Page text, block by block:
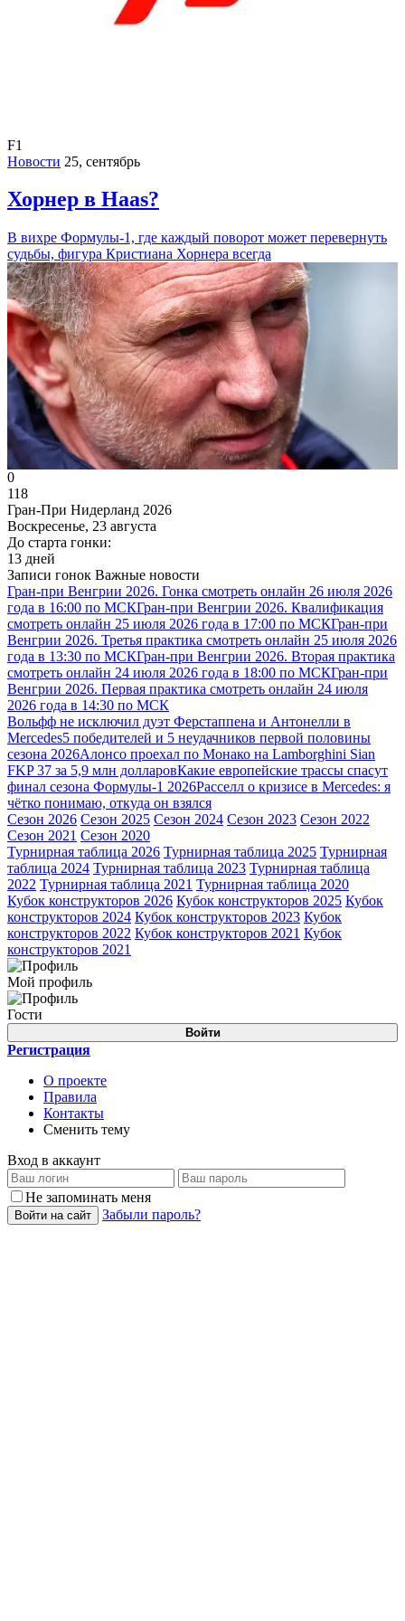
F1
Новости 25, сентябрь
Хорнер в Haas?
В вихре Формулы-1, где каждый поворот может перевернуть
судьбы, фигура Кристиана Хорнера всегда
0
118
Гран-При Нидерланд 2026
Воскресенье, 23 августа
До старта гонки:
13 дней
Записи гонок Важные новости
Гран-при Венгрии 2026. Гонка смотреть онлайн 26 июля 2026
года в 16:00 по МСКГран-при Венгрии 2026. Квалификация
смотреть онлайн 25 июля 2026 года в 17:00 по МСКГран-при
Венгрии 2026. Третья практика смотреть онлайн 25 июля 2026
года в 13:30 по МСКГран-при Венгрии 2026. Вторая практика
смотреть онлайн 24 июля 2026 года в 18:00 по МСКГран-при
Венгрии 2026. Первая практика смотреть онлайн 24 июля
2026 года в 14:30 по МСК
Вольфф не исключил дуэт Ферстаппена и Антонелли в
Mercedes5 победителей и 5 неудачников первой половины
сезона 2026Алонсо проехал по Монако на Lamborghini Sian
FKP 37 за 5,9 млн долларовКакие европейские трассы спасут
финал сезона Формулы-1 2026Расселл о кризисе в Mercedes: я
чётко понимаю, откуда он взялся
Сезон 2026 Сезон 2025 Сезон 2024 Сезон 2023 Сезон 2022
Сезон 2021 Сезон 2020
Турнирная таблица 2026 Турнирная таблица 2025 Турнирная
таблица 2024 Турнирная таблица 2023 Турнирная таблица
2022 Турнирная таблица 2021 Турнирная таблица 2020
Кубок конструкторов 2026 Кубок конструкторов 2025 Кубок
конструкторов 2024 Кубок конструкторов 2023 Кубок
конструкторов 2022 Кубок конструкторов 2021 Кубок
конструкторов 2021
Мой профиль
Гости
Войти
Регистрация
О проекте
Правила
Контакты
Сменить тему
Вход в аккаунт
Не запоминать меня
Войти на сайт Забыли пароль?